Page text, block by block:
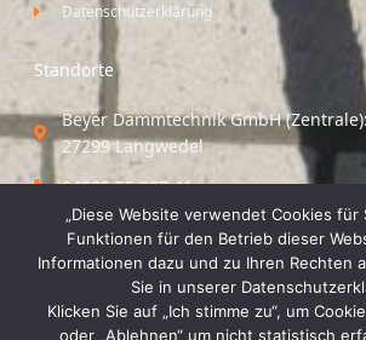
Datenschutzerklärung
Standorte
Beyer Dämmtechnik GmbH
27299 Langwedel
04235 55 297 41
Standort Vechta / Minden: Osloer
Vechta
04441 8 89 93 40
„Diese Website verwendet Cookies für
Funktionen für den Betrieb dieser
Informationen dazu und zu Ihren Rechten
Sie in unserer
Klicken Sie auf „Ich stimme zu“, um
oder „Ablehnen“ um nicht statistisch